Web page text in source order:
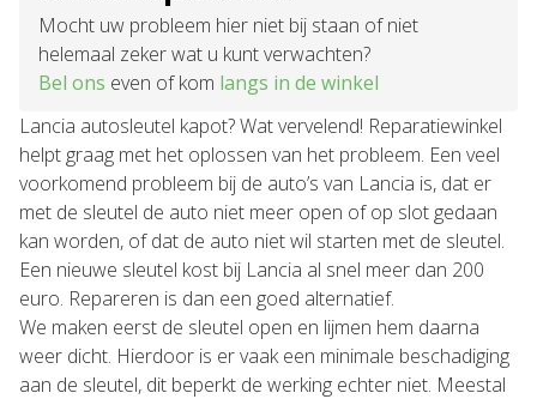
Mocht uw probleem hier niet bij staan of niet
helemaal zeker wat u kunt verwachten?
Bel ons even of kom langs in de winkel
Lancia autosleutel kapot? Wat vervelend! Reparatiewinkel
helpt graag met het oplossen van het probleem. Een veel
voorkomend probleem bij de auto’s van Lancia is, dat er
met de sleutel de auto niet meer open of op slot gedaan
kan worden, of dat de auto niet wil starten met de sleutel.
Een nieuwe sleutel kost bij Lancia al snel meer dan 200
euro. Repareren is dan een goed alternatief.
We maken eerst de sleutel open en lijmen hem daarna
weer dicht. Hierdoor is er vaak een minimale beschadiging
aan de sleutel, dit beperkt de werking echter niet. Meestal